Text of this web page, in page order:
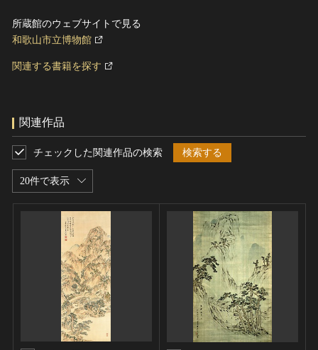
所蔵館のウェブサイトで見る
和歌山市立博物館
関連する書籍を探す
関連作品
20件で表示
チェックした関連作品の検索 検索する